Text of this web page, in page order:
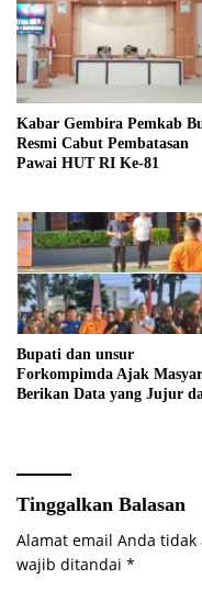
Kabar Gembira Pemkab
Resmi Cabut Pembatasan
Pawai HUT RI Ke-81
Bupati dan unsur
Forkompimda Ajak
Berikan Data yang Jujur
Tinggalkan Balasan
Alamat email Anda
wajib ditandai *